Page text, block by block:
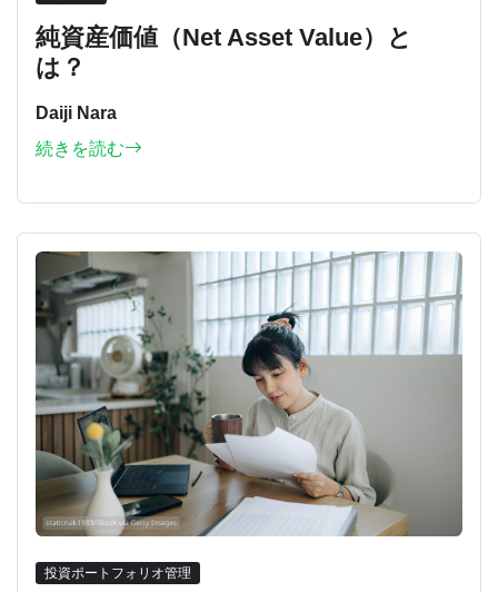
純資産価値（Net Asset Value）と
は？
Daiji Nara
続きを読む
投資ポートフォリオ管理